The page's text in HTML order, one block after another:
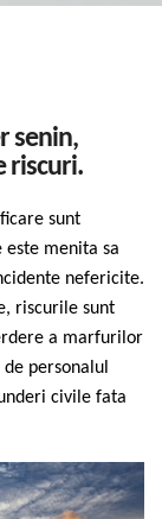
senin,
riscuri.
sunt
menita sa
nefericite.
riscurile sunt
a marfurilor
personalul
civile fata